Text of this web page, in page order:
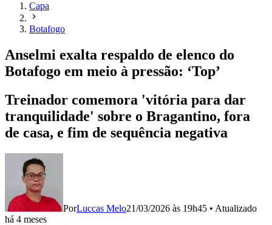
Capa
Botafogo
Anselmi exalta respaldo de elenco do
Botafogo em meio à pressão: ‘Top’
Treinador comemora 'vitória para dar
tranquilidade' sobre o Bragantino, fora
de casa, e fim de sequência negativa
PorLuccas Melo21/03/2026 às 19h45 • Atualizado
há 4 meses